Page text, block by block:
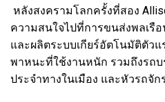
หลังสงครามโลกครั้งที่สอง
ความสนใจไปที่การขนส่งพลเรื
และผลิตระบบเกียร์อัตโนมัติตัว
พาหนะที่ใช้งานหนัก รวมถึงรถบ
ประจำทางในเมือง และหัวรถจัก